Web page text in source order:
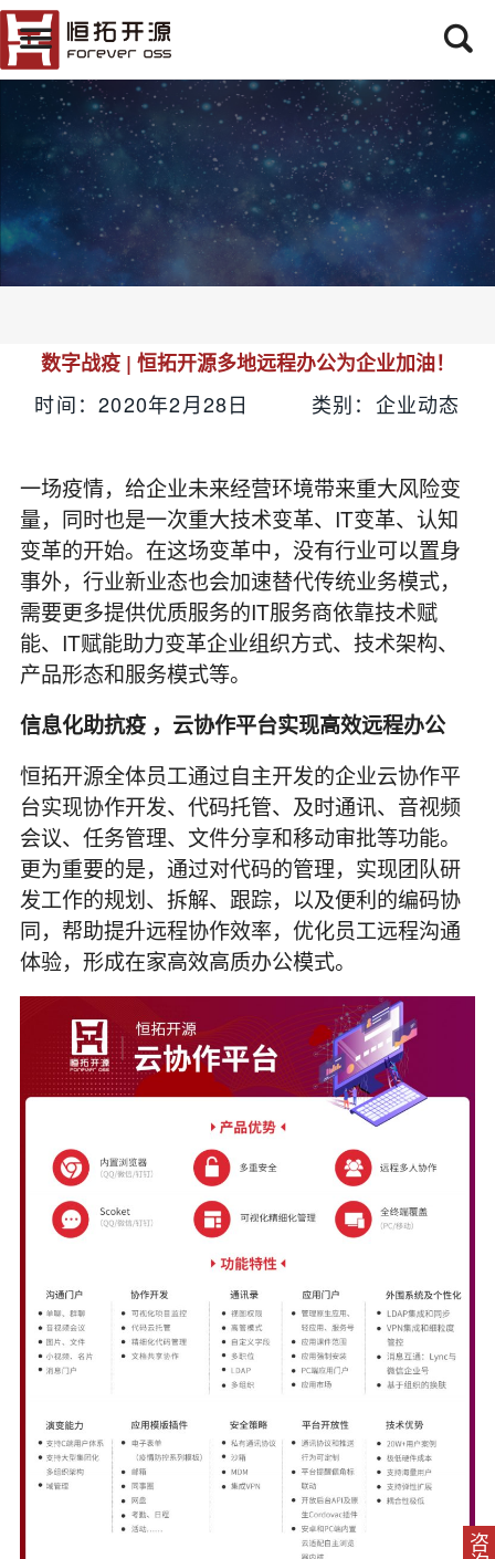
数字战疫 | 恒拓开源多地远程办公为企业加油！
时间：2020年2月28日 类别：企业动态
一场疫情，给企业未来经营环境带来重大风险变
量，同时也是一次重大技术变革、IT变革、认知
变革的开始。在这场变革中，没有行业可以置身
事外，行业新业态也会加速替代传统业务模式，
需要更多提供优质服务的IT服务商依靠技术赋
能、IT赋能助力变革企业组织方式、技术架构、
产品形态和服务模式等。
信息化助抗疫 ，云协作平台实现高效远程办公
恒拓开源全体员工通过自主开发的企业云协作平
台实现协作开发、代码托管、及时通讯、音视频
会议、任务管理、文件分享和移动审批等功能。
更为重要的是，通过对代码的管理，实现团队研
发工作的规划、拆解、跟踪，以及便利的编码协
同，帮助提升远程协作效率，优化员工远程沟通
体验，形成在家高效高质办公模式。